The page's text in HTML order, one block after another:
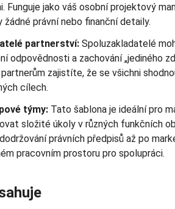
Funguje jako váš osobní projektový
žádné právní nebo finanční detaily.
partnerství: Spoluzakladatelé
odpovědnosti a zachování „jediného
zajistíte, že se všichni
cílech.
týmy: Tato šablona je ideální pro
složité úkoly v různých funkčních
právních předpisů až po
pracovním prostoru pro spolupráci.